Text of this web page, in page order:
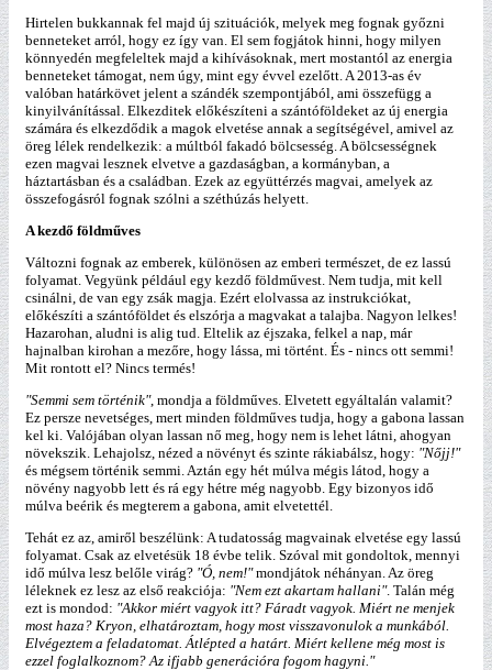
Hirtelen bukkannak fel majd új szituációk, melyek meg fognak győzni
benneteket arról, hogy ez így van. El sem fogjátok hinni, hogy milyen
könnyedén megfeleltek majd a kihívásoknak, mert mostantól az energia
benneteket támogat, nem úgy, mint egy évvel ezelőtt. A 2013-as év
valóban határkövet jelent a szándék szempontjából, ami összefügg a
kinyilvánítással. Elkezditek előkészíteni a szántóföldeket az új energia
számára és elkezdődik a magok elvetése annak a segítségével, amivel az
öreg lélek rendelkezik: a múltból fakadó bölcsesség. A bölcsességnek
ezen magvai lesznek elvetve a gazdaságban, a kormányban, a
háztartásban és a családban. Ezek az együttérzés magvai, amelyek az
összefogásról fognak szólni a széthúzás helyett.
A kezdő földműves
Változni fognak az emberek, különösen az emberi természet, de ez lassú
folyamat. Vegyünk például egy kezdő földművest. Nem tudja, mit kell
csinálni, de van egy zsák magja. Ezért elolvassa az instrukciókat,
előkészíti a szántóföldet és elszórja a magvakat a talajba. Nagyon lelkes!
Hazarohan, aludni is alig tud. Eltelik az éjszaka, felkel a nap, már
hajnalban kirohan a mezőre, hogy lássa, mi történt. És - nincs ott semmi!
Mit rontott el? Nincs termés!
"Semmi sem történik", mondja a földműves. Elvetett egyáltalán valamit?
Ez persze nevetséges, mert minden földműves tudja, hogy a gabona lassan
kel ki. Valójában olyan lassan nő meg, hogy nem is lehet látni, ahogyan
növekszik. Lehajolsz, nézed a növényt és szinte rákiabálsz, hogy: "Nőjj!"
és mégsem történik semmi. Aztán egy hét múlva mégis látod, hogy a
növény nagyobb lett és rá egy hétre még nagyobb. Egy bizonyos idő
múlva beérik és megterem a gabona, amit elvetettél.
Tehát ez az, amiről beszélünk: A tudatosság magvainak elvetése egy lassú
folyamat. Csak az elvetésük 18 évbe telik. Szóval mit gondoltok, mennyi
idő múlva lesz belőle virág? "Ó, nem!"mondjátok néhányan. Az öreg
léleknek ez lesz az első reakciója: "Nem ezt akartam hallani". Talán még
ezt is mondod: "Akkor miért vagyok itt? Fáradt vagyok. Miért ne menjek
most haza? Kryon, elhatároztam, hogy most visszavonulok a munkából.
Elvégeztem a feladatomat. Átlépted a határt. Miért kellene még most is
ezzel foglalkoznom? Az ifjabb generációra fogom hagyni."